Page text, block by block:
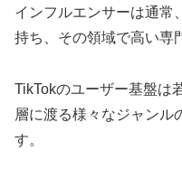
インフルエンサーは通常
持ち、その領域で高い専
TikTokのユーザー基盤は
層に渡る様々なジャンル
す。